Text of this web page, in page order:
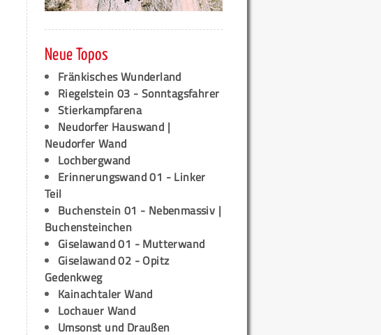
Neue Topos
Fränkisches Wunderland
Riegelstein 03 - Sonntagsfahrer
Stierkampfarena
Neudorfer Hauswand |
Neudorfer Wand
Lochbergwand
Erinnerungswand 01 - Linker
Teil
Buchenstein 01 - Nebenmassiv |
Buchensteinchen
Giselawand 01 - Mutterwand
Giselawand 02 - Opitz
Gedenkweg
Kainachtaler Wand
Lochauer Wand
Umsonst und Draußen